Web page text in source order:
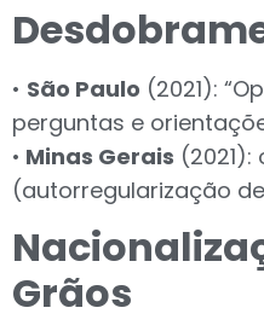
• São Paulo (2021):
perguntas e
• Minas Gerais
(autorregularização
Grãos